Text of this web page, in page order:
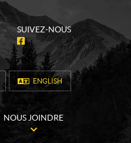
SUIVEZ-NOUS
F
a
c
e
b
o
o
ENGLISH
NOUS JOINDRE